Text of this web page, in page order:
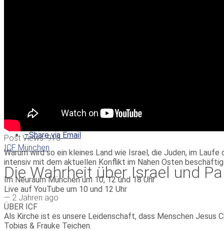
Post Views: 915
ICF München
Die Wahrheit über Israel und
— 2 Jahren ago
Share on Twitter
–Share on Facebook
–Share via Email
Warum wird so ein kleines Land wie Israel, die Juden, im
intensiv mit dem aktuellen Konflikt im Nahen Osten
Im Neuraum München um 10, 12 und 18 Uhr
Live auf YouTube um 10 und 12 Uhr
ÜBER ICF
Als Kirche ist es unsere Leidenschaft, dass Menschen Jesus
Tobias & Frauke Teichen.